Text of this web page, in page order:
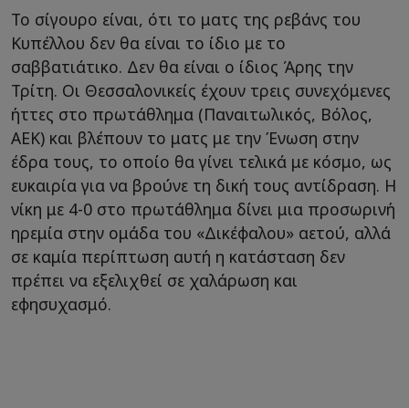
Το σίγουρο είναι, ότι το ματς της ρεβάνς του
Κυπέλλου δεν θα είναι το ίδιο με το
σαββατιάτικο. Δεν θα είναι ο ίδιος Άρης την
Τρίτη. Οι Θεσσαλονικείς έχουν τρεις συνεχόμενες
ήττες στο πρωτάθλημα (Παναιτωλικός, Βόλος,
ΑΕΚ) και βλέπουν το ματς με την Ένωση στην
έδρα τους, το οποίο θα γίνει τελικά με κόσμο, ως
ευκαιρία για να βρούνε τη δική τους αντίδραση. Η
νίκη με 4-0 στο πρωτάθλημα δίνει μια προσωρινή
ηρεμία στην ομάδα του «Δικέφαλου» αετού, αλλά
σε καμία περίπτωση αυτή η κατάσταση δεν
πρέπει να εξελιχθεί σε χαλάρωση και
εφησυχασμό.